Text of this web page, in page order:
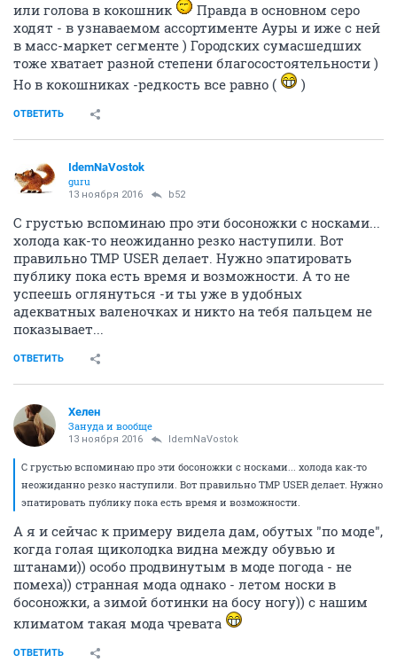
или голова в кокошник
Правда в основном серо
ходят - в узнаваемом ассортименте Ауры и иже с ней
в масс-маркет сегменте ) Городских сумасшедших
тоже хватает разной степени благосостоятельности )
Но в кокошниках -редкость все равно (
)
ОТВЕТИТЬ
IdemNaVostok
guru
13 ноября 2016 b52
С грустью вспоминаю про эти босоножки с носками...
холода как-то неожиданно резко наступили. Вот
правильно TMP USER делает. Нужно эпатировать
публику пока есть время и возможности. А то не
успеешь оглянуться -и ты уже в удобных
адекватных валеночках и никто на тебя пальцем не
показывает...
ОТВЕТИТЬ
Хелен
Зануда и вообще
13 ноября 2016 IdemNaVostok
С грустью вспоминаю про эти босоножки с носками... холода как-то
неожиданно резко наступили. Вот правильно TMP USER делает. Нужно
эпатировать публику пока есть время и возможности.
А я и сейчас к примеру видела дам, обутых "по моде",
когда голая щиколодка видна между обувью и
штанами)) особо продвинутым в моде погода - не
помеха)) странная мода однако - летом носки в
босоножки, а зимой ботинки на босу ногу)) с нашим
климатом такая мода чревата
ОТВЕТИТЬ